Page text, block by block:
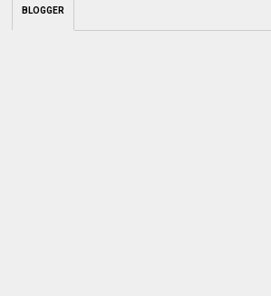
BLOGGER